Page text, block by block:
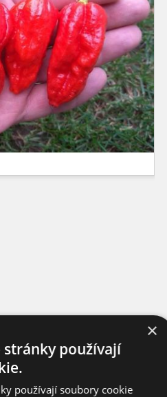
×
stránky používají
používají soubory cookie